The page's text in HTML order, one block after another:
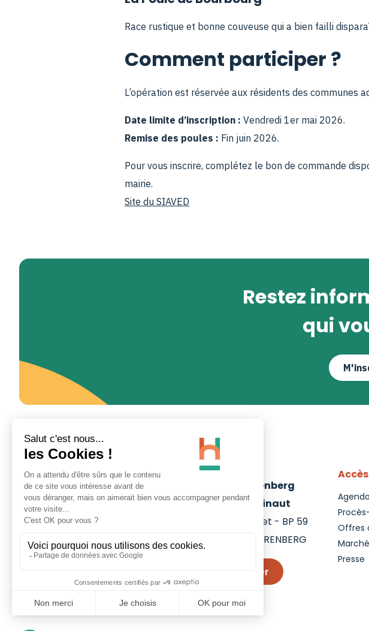
Race rustique et bonne couveuse qui a bien failli
Comment participer ?
L’opération est réservée aux résidents des communes
Date limite d’inscription : Vendredi 1er mai 2026.
Remise des poules : Fin juin 2026.
Pour vous inscrire, complétez le bon de commande
mairie.
Site du SIAVED
Restez
qui
Site Minier d'Arenberg
- La Porte du Hainaut
Rue Michel-Rondet - BP 59
59135
WALLERS-ARENBERG
Nous contacter
Agenda
Offres
Presse